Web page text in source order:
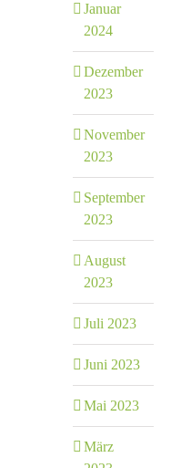
Januar
2024
Dezember
2023
November
2023
September
2023
August
2023
Juli 2023
Juni 2023
Mai 2023
März